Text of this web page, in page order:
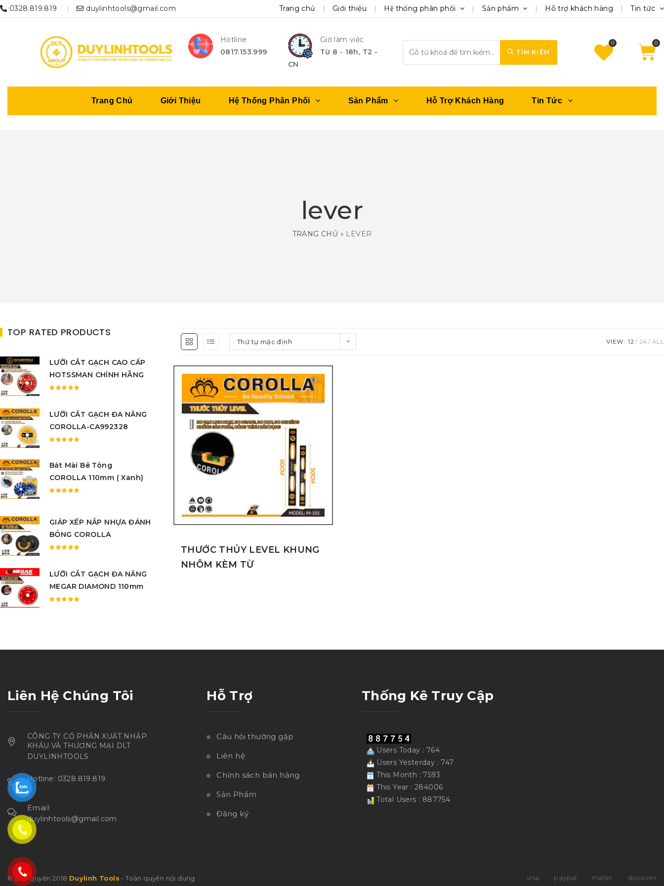
Trang chủ Giới thiệu Hệ thống phân phối Sản phẩm Hỗ trợ khách hàng Tin tức
0328.819.819 duylinhtools@gmail.com
Hotline
0817.153.999
Giờ làm việc
Từ 8 - 18h, T2 -
CN
TÌM KIẾM
0
Trang Chủ Giới Thiệu Hệ Thống Phân Phối Sản Phẩm Hỗ Trợ Khách Hàng Tin Tức
lever
TRANG CHỦ » LEVER
Thứ tự mặc định VIEW: 12 24 ALL
THƯỚC THỦY LEVEL KHUNG
NHÔM KÈM TỪ
TOP RATED PRODUCTS
LƯỠI CẮT GẠCH CAO CẤP
HOTSSMAN CHÍNH HÃNG
hạng
LƯỠI CẮT GẠCH ĐA NĂNG
COROLLA-CA992328
hạng
5.005
Bát Mài Bê Tông
COROLLA 110mm ( Xanh)
5.00
5
sao
GIÁP XẾP NẮP NHỰA ĐÁNH
BÓNG COROLLA
hạng
LƯỠI CẮT GẠCH ĐA NĂNG
MEGAR DIAMOND 110mm
Liên Hệ Chúng Tôi
CÔNG TY CỔ PHẦN XUẤT NHẬP
KHẨU VÀ THƯƠNG MẠI DLT
DUYLINHTOOLS
Hotline: 0328.819.819
Email:
duylinhtools@gmail.com
Hỗ Trợ
Câu hỏi thường gặp
Liên hệ
Chính sách bán hàng
Sản Phẩm
Đăng ký
Thống Kê Truy Cập
Users Today : 764
Users Yesterday : 747
This Month : 7593
This Year : 284006
Total Users : 887754
visa paypal mater discover
© Bản quyền 2018 Duylinh Tools - Toàn quyền nội dung